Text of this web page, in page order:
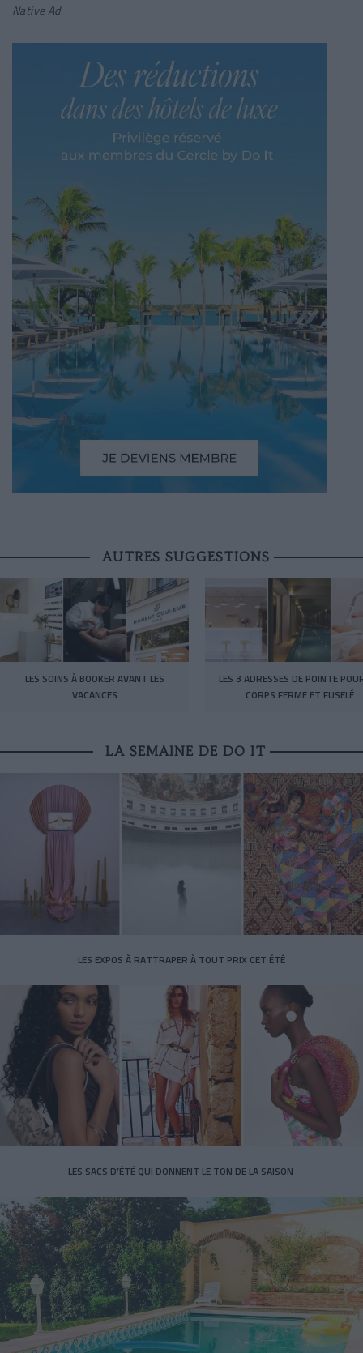
Native Ad
AUTRES SUGGESTIONS
LES SOINS À BOOKER AVANT LES
VACANCES
LES 3 ADRESSES DE POINTE
CORPS FERME ET FUSELÉ
LA SEMAINE DE DO IT
LES EXPOS À RATTRAPER À TOUT PRIX CET ÉTÉ
LES SACS D’ÉTÉ QUI DONNENT LE TON DE LA SAISON